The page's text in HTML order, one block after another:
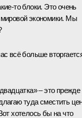
блоки. Это очень
мировой экономики. Мы
всё больше
– это прежде
туда сместить
хотелось бы на что